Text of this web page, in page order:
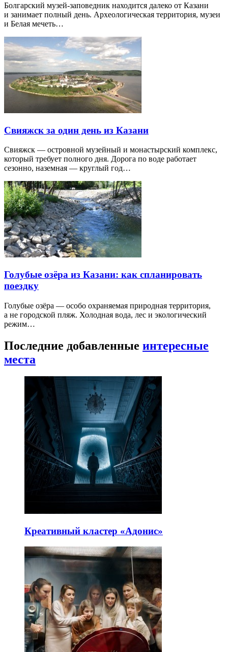
Болгарский музей-заповедник находится далеко от Казани
и занимает полный день. Археологическая территория, музеи
и Белая мечеть…
Свияжск за один день из Казани
Свияжск — островной музейный и монастырский комплекс,
который требует полного дня. Дорога по воде работает
сезонно, наземная — круглый год…
Голубые озёра из Казани: как спланировать
поездку
Голубые озёра — особо охраняемая природная территория,
а не городской пляж. Холодная вода, лес и экологический
режим…
Последние добавленные интересные
места
Креативный кластер «Адонис»